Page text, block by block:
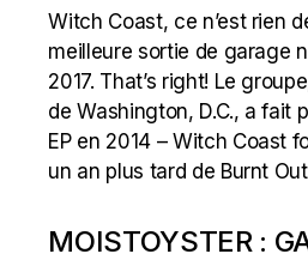
Witch Coast, ce n’est rien
meilleure sortie de garage
2017. That’s right! Le
de Washington, D.C., a fait
EP en 2014 – Witch Coast
un an plus tard de Burnt Out
MOISTOYSTER :